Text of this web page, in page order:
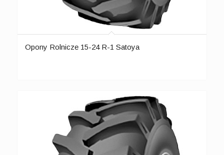
Opony Rolnicze 15-24 R-1 Satoya